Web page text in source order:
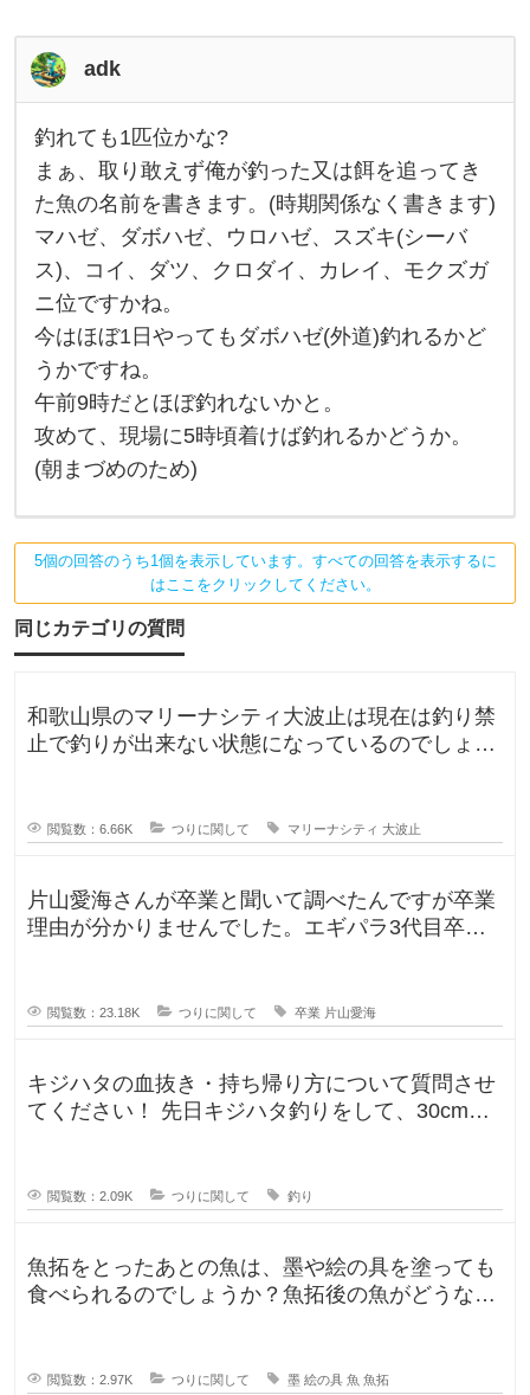
た
い
で
adk
釣
れ
て
も
匹
位
か
な
ま
ぁ
、
取
り
敢
え
ず
っ
た
は
餌
を
追
き
た
魚
釣れても1匹位かな?
まぁ、取り敢えず俺が釣った又は餌を追ってき
た魚の名前を書きます。(時期関係なく書きます)
マハゼ、ダボハゼ、ウロハゼ、スズキ(シーバ
ス)、コイ、ダツ、クロダイ、カレイ、モクズガ
ニ位ですかね。
今はほぼ1日やってもダボハゼ(外道)釣れるかど
うかですね。
午前9時だとほぼ釣れないかと。
攻めて、現場に5時頃着けば釣れるかどうか。
(朝まづめのため)
5個の回答のうち1個を表示しています。すべての回答を表示するに
はここをクリックしてください。
同じカテゴリの質問
和歌山県のマリーナシティ大波止は現在は釣り禁
止で釣りが出来ない状態になっているのでしょう
閲覧数：6.66K つりに関して マリーナシティ 大波止
片山愛海さんが卒業と聞いて調べたんですが卒業
理由が分かりませんでした。エギパラ3代目卒業
閲覧数：23.18K つりに関して 卒業 片山愛海
キジハタの血抜き・持ち帰り方について質問させ
てください！ 先日キジハタ釣りをして、30cm台
閲覧数：2.09K つりに関して 釣り
魚拓をとったあとの魚は、墨や絵の具を塗っても
食べられるのでしょうか？魚拓後の魚がどうなる
閲覧数：2.97K つりに関して 墨 絵の具 魚 魚拓